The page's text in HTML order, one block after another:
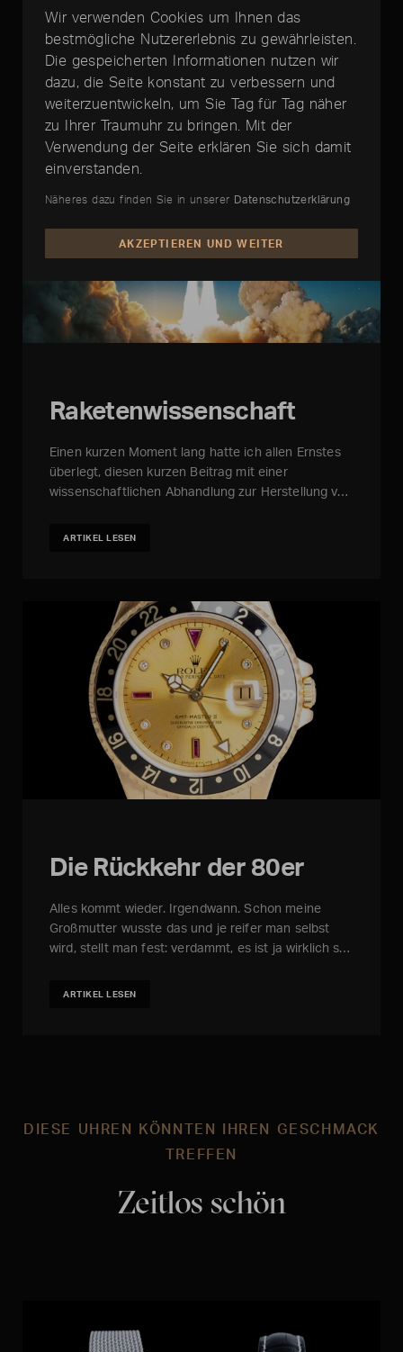
Zur richtigen Zeit
Raketenwissenschaft
Einen kurzen Moment lang hatte ich allen Ernstes
überlegt, diesen kurzen Beitrag mit einer
wissenschaftlichen Abhandlung zur Herstellung v…
ARTIKEL LESEN
Die Rückkehr der 80er
Alles kommt wieder. Irgendwann. Schon meine
Großmutter wusste das und je reifer man selbst
wird, stellt man fest: verdammt, es ist ja wirklich s…
ARTIKEL LESEN
DIESE UHREN KÖNNTEN IHREN GESCHMACK
TREFFEN
Zeitlos schön
Wir verwenden Cookies um Ihnen das
bestmögliche Nutzererlebnis zu gewährleisten.
Die gespeicherten Informationen nutzen wir
dazu, die Seite konstant zu verbessern und
weiterzuentwickeln, um Sie Tag für Tag näher
zu Ihrer Traumuhr zu bringen. Mit der
Verwendung der Seite erklären Sie sich damit
einverstanden.
Näheres dazu finden Sie in unserer Datenschutzerklärung
AKZEPTIEREN UND WEITER